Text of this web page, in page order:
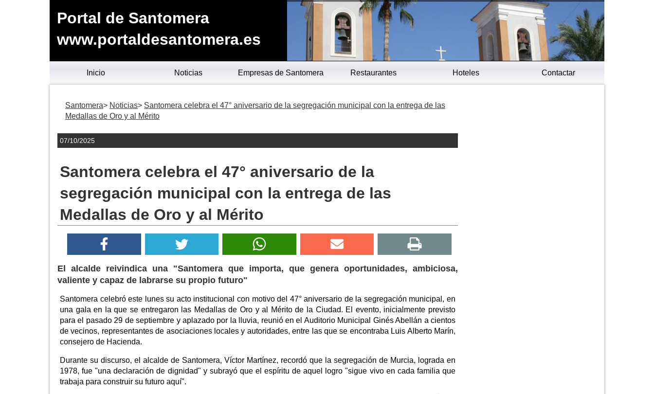
Portal de Santomera
www.portaldesantomera.es
Inicio Noticias Empresas de Santomera Restaurantes Hoteles Contactar
Santomera Noticias
Santomera celebra el 47° aniversario de la segregación municipal con la entrega de las
Medallas de Oro y al Mérito
07/10/2025
Santomera celebra el 47° aniversario de la
segregación municipal con la entrega de las
Medallas de Oro y al Mérito
El alcalde reivindica una "Santomera que importa, que genera oportunidades, ambiciosa,
valiente y capaz de labrarse su propio futuro"
Santomera celebró este lunes su acto institucional con motivo del 47° aniversario de la segregación municipal, en
una gala en la que se entregaron las Medallas de Oro y al Mérito de la Ciudad. El evento, inicialmente previsto
para el pasado 29 de septiembre y aplazado por la lluvia, reunió en el Auditorio Municipal Ginés Abellán a cientos
de vecinos, representantes de asociaciones locales y autoridades, entre las que se encontraba Luis Alberto Marín,
consejero de Hacienda.
Durante su discurso, el alcalde de Santomera, Víctor Martínez, recordó que la segregación de Murcia, lograda en
1978, fue "una declaración de dignidad" y subrayó que el espíritu de aquel logro "sigue vivo en cada familia que
trabaja para construir su futuro aquí".